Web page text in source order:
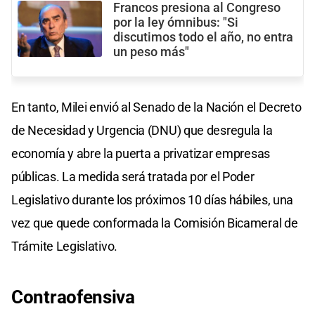
Francos presiona al Congreso
por la ley ómnibus: "Si
discutimos todo el año, no entra
un peso más"
En tanto, Milei envió al Senado de la Nación el Decreto
de Necesidad y Urgencia (DNU) que desregula la
economía y abre la puerta a privatizar empresas
públicas. La medida será tratada por el Poder
Legislativo durante los próximos 10 días hábiles, una
vez que quede conformada la Comisión Bicameral de
Trámite Legislativo.
Contraofensiva